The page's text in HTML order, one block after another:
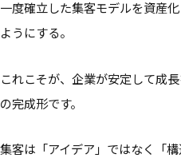
一度確立した集客モデルを資産
ようにする。
これこそが、企業が安定して成
の完成形です。
集客は「アイデア」ではなく「